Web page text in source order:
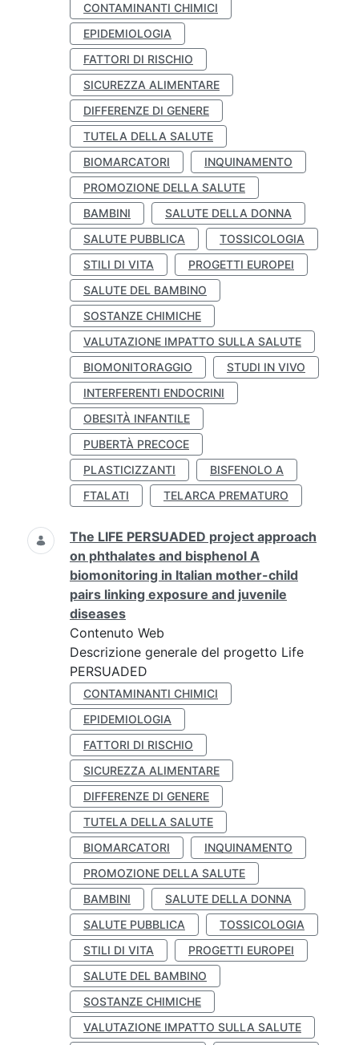
CONTAMINANTI CHIMICI
EPIDEMIOLOGIA
FATTORI DI RISCHIO
SICUREZZA ALIMENTARE
DIFFERENZE DI GENERE
TUTELA DELLA SALUTE
BIOMARCATORI
INQUINAMENTO
PROMOZIONE DELLA SALUTE
BAMBINI
SALUTE DELLA DONNA
SALUTE PUBBLICA
TOSSICOLOGIA
STILI DI VITA
PROGETTI EUROPEI
SALUTE DEL BAMBINO
SOSTANZE CHIMICHE
VALUTAZIONE IMPATTO SULLA SALUTE
BIOMONITORAGGIO
STUDI IN VIVO
INTERFERENTI ENDOCRINI
OBESITÀ INFANTILE
PUBERTÀ PRECOCE
PLASTICIZZANTI
BISFENOLO A
FTALATI
TELARCA PREMATURO
The LIFE PERSUADED project approach
on phthalates and bisphenol A
biomonitoring in Italian mother-child
pairs linking exposure and juvenile
diseases
Contenuto Web
Descrizione generale del progetto Life
PERSUADED
CONTAMINANTI CHIMICI
EPIDEMIOLOGIA
FATTORI DI RISCHIO
SICUREZZA ALIMENTARE
DIFFERENZE DI GENERE
TUTELA DELLA SALUTE
BIOMARCATORI
INQUINAMENTO
PROMOZIONE DELLA SALUTE
BAMBINI
SALUTE DELLA DONNA
SALUTE PUBBLICA
TOSSICOLOGIA
STILI DI VITA
PROGETTI EUROPEI
SALUTE DEL BAMBINO
SOSTANZE CHIMICHE
VALUTAZIONE IMPATTO SULLA SALUTE